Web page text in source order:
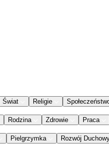
Świat Religie
Rodzina Zdrowie Praca
Pielgrzymka Rozwój